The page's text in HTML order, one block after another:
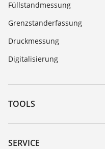
Füllstandmessung
Grenzstanderfassung
Druckmessung
Digitalisierung
TOOLS
Download-Center
Gerätesuche (Seriennummer)
SERVICE